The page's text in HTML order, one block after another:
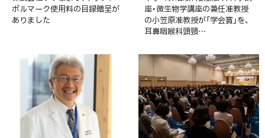
ボルマーク使用料の目録贈呈が
ありました
座・微生物学講座の兼任准教授
の小笠原准教授が「学会賞」を、
耳鼻咽喉科頭頸…